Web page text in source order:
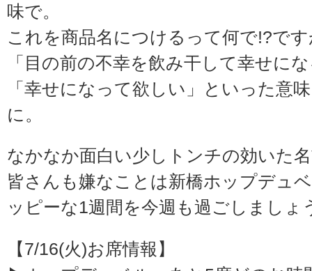
味で。
これを商品名につけるって何で!?で
「目の前の不幸を飲み干して幸せに
「幸せになって欲しい」といった意
に。
なかなか面白い少しトンチの効いた
皆さんも嫌なことは新橋ホップデュ
ッピーな1週間を今週も過ごしましょ
【7/16(火)お席情報】